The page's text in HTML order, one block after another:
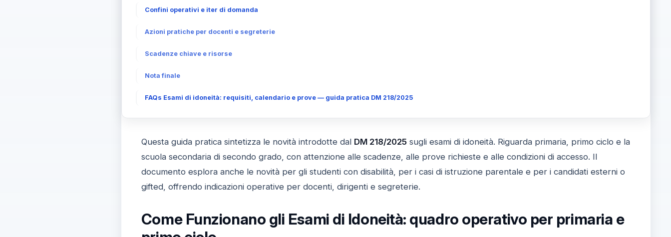
Confini operativi e iter di domanda
Azioni pratiche per docenti e segreterie
Scadenze chiave e risorse
Nota finale
FAQs Esami di idoneità: requisiti, calendario e prove — guida pratica DM 218/2025
Questa guida pratica sintetizza le novità introdotte dal DM 218/2025sugli esami di idoneità. Riguarda primaria, primo ciclo e la
scuola secondaria di secondo grado, con attenzione alle scadenze, alle prove richieste e alle condizioni di accesso. Il
documento esplora anche le novità per gli studenti con disabilità, per i casi di istruzione parentale e per i candidati esterni o
gifted, offrendo indicazioni operative per docenti, dirigenti e segreterie.
Come Funzionano gli Esami di Idoneità: quadro operativo per primaria e